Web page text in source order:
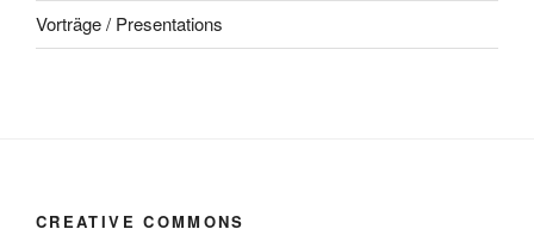
Vorträge / Presentations
CREATIVE COMMONS